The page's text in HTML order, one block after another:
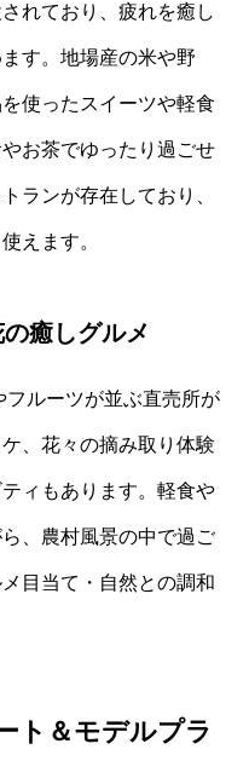
れており、疲れを癒し
す。地場産の米や野
使ったスイーツや軽食
お茶でゆったり過ごせ
ランが存在しており、
えます。
癒しグルメ
ルーツが並ぶ直売所が
、花々の摘み取り体験
ィもあります。軽食や
、農村風景の中で過ご
目当て・自然との調和
ト＆モデルプラ